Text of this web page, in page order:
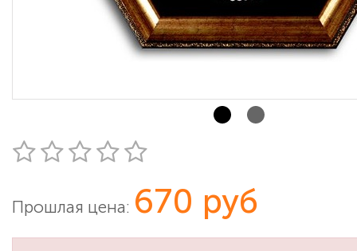
Прошлая цена: 670 руб